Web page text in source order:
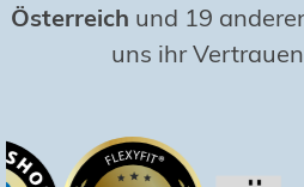
Österreich und 19
uns ihr